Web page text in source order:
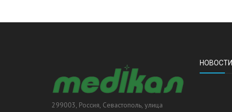
299003, Россия, Севастополь, улица
НОВОСТИ